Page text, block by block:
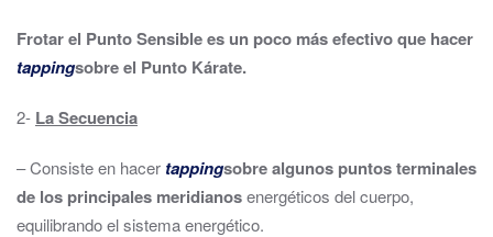
Frotar el Punto Sensible es un poco más efectivo que hacer
tappingsobre el Punto Kárate.
2- La Secuencia
– Consiste en hacer tappingsobre algunos puntos terminales
de los principales meridianosenergéticos del cuerpo,
equilibrando el sistema energético.